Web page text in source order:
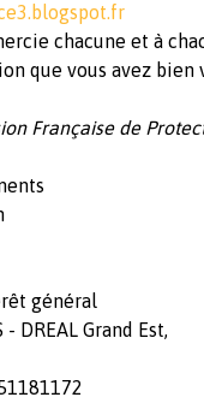
chacune et à
que vous avez
Française de
général
DREAL Grand Est,